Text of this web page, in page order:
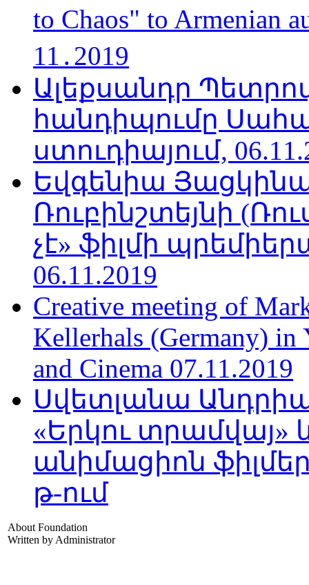
to Chaos" to Armenian
11․2019
Ալեքսանդր
հանդիպումը
ստուդիայում,
Եվգենիա
Ռուբինշտեյնի
չէ» ֆիլմի
06.11.2019
Creative meeting of
Kellerhals (Germany) in
and Cinema 07.11.2019
Սվետլանա
«Երկու տրամվայ»
անիմացիոն
թ-ում
About Foundation
Written by Administrator